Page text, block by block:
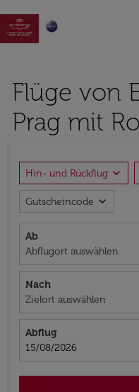

Flüge von
Prag mit
Hin- und Rückflug expand_more
Gutscheincode expand_more
Ab
Abflugort auswählen
Nach
Zielort auswählen
Abflug
fc-booking-departure-
15/08/2026